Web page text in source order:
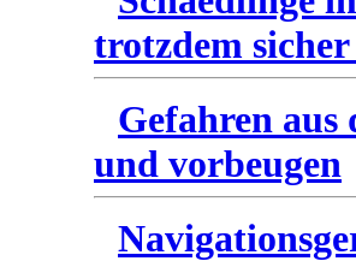
trotzdem
Gefahren
und vorbeugen